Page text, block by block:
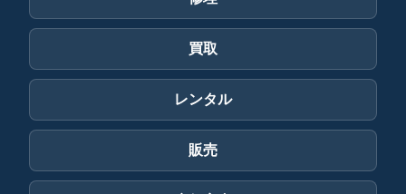
買取
レンタル
販売